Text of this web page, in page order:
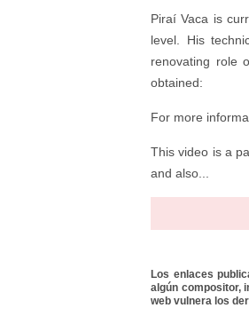
Piraí Vaca is
level. His
renovating role
obtained:
For more
This video is a
and also...
Los enlaces
algún compositor,
web vulnera los